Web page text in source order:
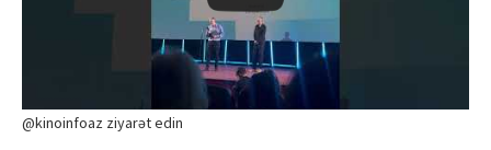
@kinoinfoaz ziyarət edin